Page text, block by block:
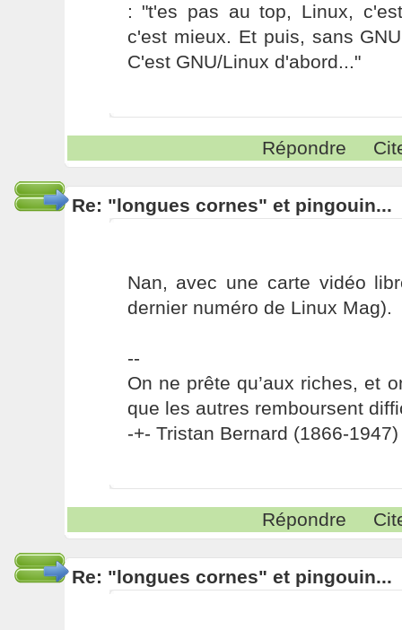
: "t'es pas au top, Linux,
c'est mieux. Et puis, sans
C'est GNU/Linux d'abord..."
Répondre
Re: "longues cornes" et pingouin...
Nan, avec une carte vidéo
dernier numéro de Linux Mag).
--
On ne prête qu’aux riches, et
que les autres remboursent
-+- Tristan Bernard (1866-1947)
Répondre
Re: "longues cornes" et pingouin...